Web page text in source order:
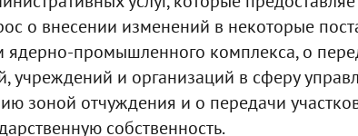
о внесении изменений в некоторые
ядерно-промышленного комплекса, о
учреждений и организаций в сферу
зоной отчуждения и о передачи
собственность.